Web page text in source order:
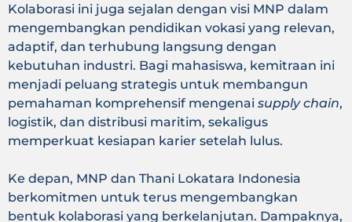
Kolaborasi ini juga sejalan dengan visi MNP dalam
mengembangkan pendidikan vokasi yang relevan,
adaptif, dan terhubung langsung dengan
kebutuhan industri. Bagi mahasiswa, kemitraan ini
menjadi peluang strategis untuk membangun
pemahaman komprehensif mengenai supply chain,
logistik, dan distribusi maritim, sekaligus
memperkuat kesiapan karier setelah lulus.
Ke depan, MNP dan Thani Lokatara Indonesia
berkomitmen untuk terus mengembangkan
bentuk kolaborasi yang berkelanjutan. Dampaknya,